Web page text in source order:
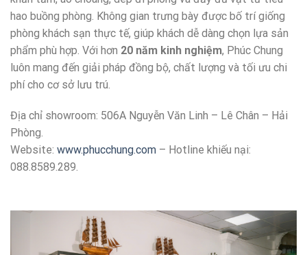
hao buồng phòng. Không gian trưng bày được bố trí giống
phòng khách sạn thực tế, giúp khách dễ dàng chọn lựa sản
phẩm phù hợp. Với hơn 20 năm kinh nghiệm, Phúc Chung
luôn mang đến giải pháp đồng bộ, chất lượng và tối ưu chi
phí cho cơ sở lưu trú.
Địa chỉ showroom: 506A Nguyễn Văn Linh – Lê Chân – Hải
Phòng.
Website: www.phucchung.com – Hotline khiếu nại:
088.8589.289.